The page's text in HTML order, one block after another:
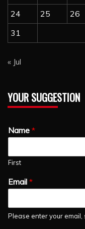
24
25 26
31
« Jul
YOUR SUGGESTION
Name *
First
Email *
Please enter your email,